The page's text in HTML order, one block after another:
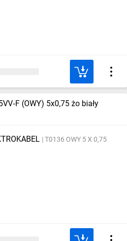
(OWY) 5x0,75 żo biały
T0136 OWY 5 X 0,75